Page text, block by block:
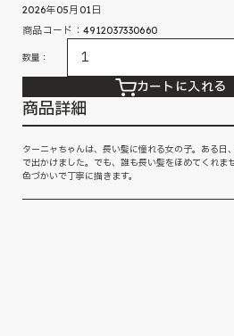
2026年05月01日
商品コード：4912037330660
数量：
カートに入れる
商品詳細
ターニャちゃんは、長い髪に憧れる女の子。ある日
で出かけました。でも、誰も長い髪をほめてくれ
色づかいで丁寧に描きます。